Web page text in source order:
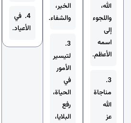
الله،
واللجوء
إلى
اسمه
الأعظم.
3.
مناجاة
الله
عز
الخير،
والشفاء.
3.
لتيسير
الأمور
في
الحياة،
رفع
البلايا،
4. في
الأعياد.